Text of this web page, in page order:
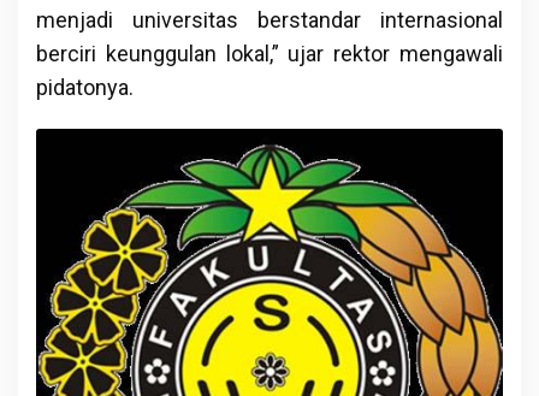
menjadi universitas berstandar internasional
berciri keunggulan lokal,” ujar rektor mengawali
pidatonya.